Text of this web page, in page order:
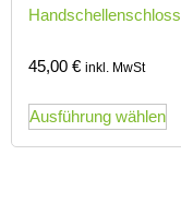
Handschellenschloss
45,00 € inkl. MwSt
Ausführung wählen